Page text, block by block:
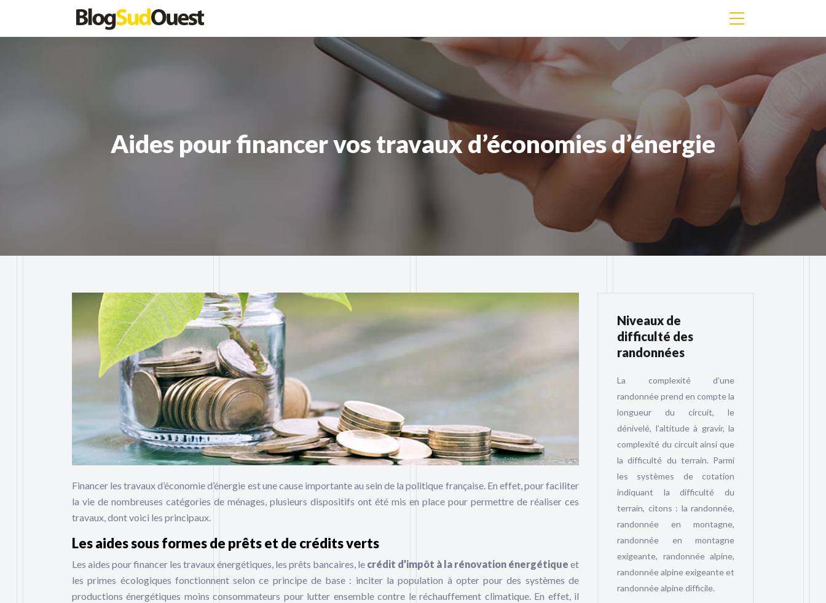
Aides pour financer vos travaux d’économies d’énergie
Financer les travaux d’économie d’énergie est une cause importante au sein de la politique française. En effet, pour faciliter
la vie de nombreuses catégories de ménages, plusieurs dispositifs ont été mis en place pour permettre de réaliser ces
travaux, dont voici les principaux.
Les aides sous formes de prêts et de crédits verts
Les aides pour financer les travaux énergétiques, les prêts bancaires, le crédit d’impôt à la rénovation énergétique et
les primes écologiques fonctionnent selon ce principe de base : inciter la population à opter pour des systèmes de
productions énergétiques moins consommateurs pour lutter ensemble contre le réchauffement climatique. En effet, il
Niveaux de
difficulté des
randonnées
La complexité d’une
randonnée prend en compte la
longueur du circuit, le
dénivelé, l’altitude à gravir, la
complexité du circuit ainsi que
la difficulté du terrain. Parmi
les systèmes de cotation
indiquant la difficulté du
terrain, citons : la randonnée,
randonnée en montagne,
randonnée en montagne
exigeante, randonnée alpine,
randonnée alpine exigeante et
randonnée alpine difficile.